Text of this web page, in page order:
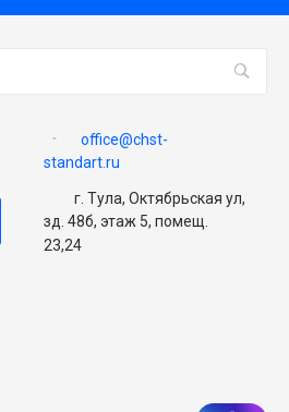
office@chst-
standart.ru
г. Тула, Октябрьская ул,
зд. 48б, этаж 5, помещ.
23,24